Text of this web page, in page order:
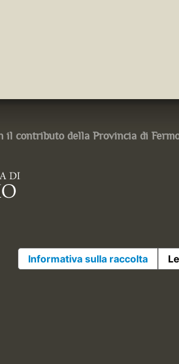
il contributo della Provincia di
Informativa sulla raccolta